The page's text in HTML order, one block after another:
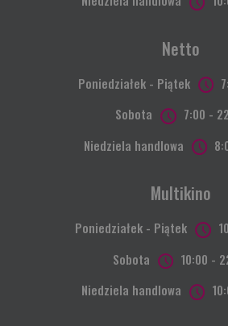
Netto
Poniedziałek - Piątek
Sobota
7:00 -
Niedziela handlowa
Multikino
Poniedziałek - Piątek
Sobota
10:00 -
Niedziela handlowa